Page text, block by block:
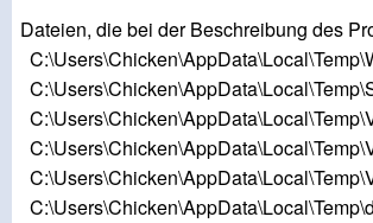
Dateien, die bei der Beschreibung des